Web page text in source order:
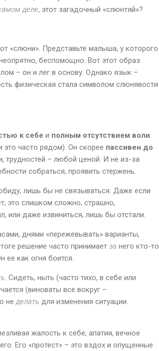
деле, этот загадочный «слюнтяй»?
«слюни». Представьте малыша, у которого
беспомощно. Вот этот образ
– он и лег в основу. Однако язык –
физическая стала символом слюнявости
к себе и полным отсутствием воли
это часто рядом). Он скорее пассивен до
трудностей – любой ценой. И не из-за
собраться, проявить стержень.
лишь бы не связываться. Даже если
это слишком сложно, страшно,
или даже извиниться, лишь бы отстали.
днями «пережевывать» варианты,
решение часто принимает за него кто-то
ее как огня боится.
. Сидеть, ныть (часто тихо, в себе или
(виноваты все вокруг –
не делать для изменения ситуации.
жалость к себе, апатия, вечное
Его «протест» – это вздох и опущенные